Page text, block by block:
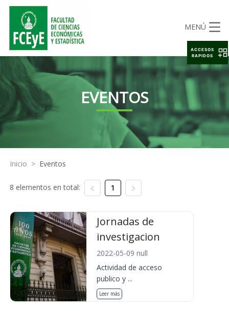
MENÚ
EVENTOS
Inicio > Eventos
8 elementos en total: 1
Jornadas de
investigacion
2022-05-09 null
Actividad de acceso
publico y ...
Leer más
ACCESOS
RAPIDOS